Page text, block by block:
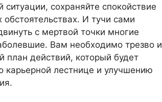
сохраняйте спокойствие
И тучи сами
с мертвой точки многие
Вам необходимо трезво и
план действий, который будет
карьерной лестнице и улучшению